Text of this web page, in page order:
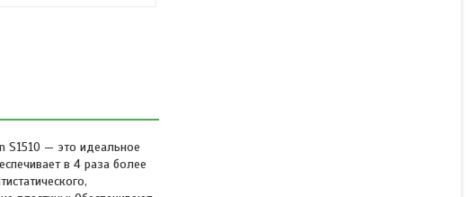
S1510 — это идеальное
в 4 раза более